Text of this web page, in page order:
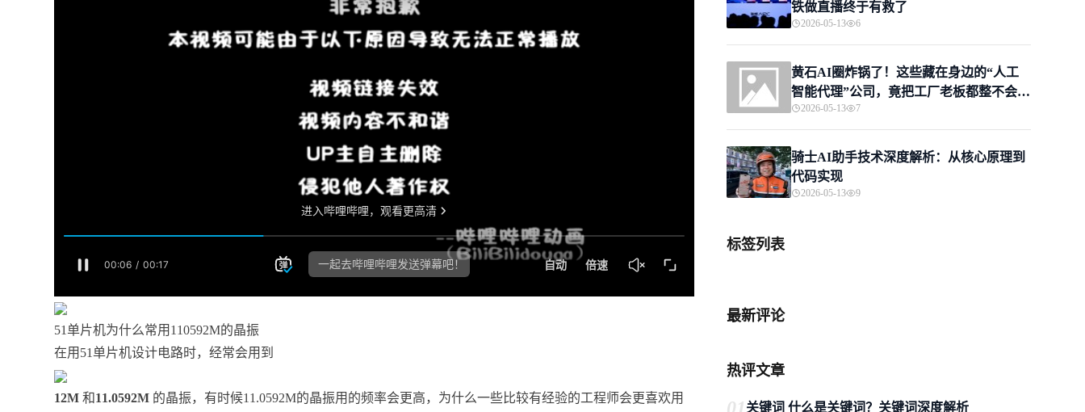
51单片机为什么常用110592M的晶振
在用51单片机设计电路时，经常会用到
12M 和11.0592M 的晶振，有时候11.0592M的晶振用的频率会更高，为什么一些比较有经验的工程师会更喜欢用
铁做直播终于有救了
2026-05-13 6
黄石AI圈炸锅了！这些藏在身边的“人工
智能代理”公司，竟把工厂老板都整不会
了？
2026-05-13 7
骑士AI助手技术深度解析：从核心原理到
代码实现
2026-05-13 9
标签列表
最新评论
热评文章
关键词 什么是关键词？关键词深度解析